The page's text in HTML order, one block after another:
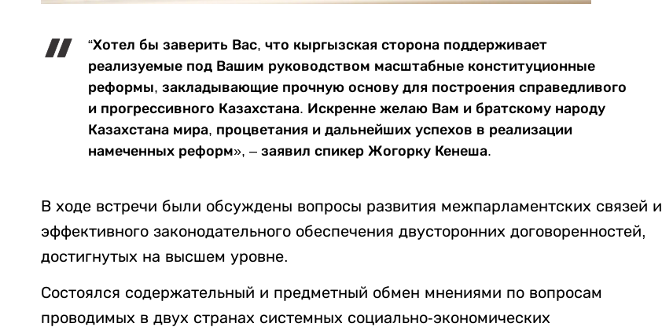
“Хотел бы заверить Вас, что кыргызская сторона поддерживает
реализуемые под Вашим руководством масштабные конституционные
реформы, закладывающие прочную основу для построения справедливого
и прогрессивного Казахстана. Искренне желаю Вам и братскому народу
Казахстана мира, процветания и дальнейших успехов в реализации
намеченных реформ», – заявил спикер Жогорку Кенеша.
В ходе встречи были обсуждены вопросы развития межпарламентских связей и
эффективного законодательного обеспечения двусторонних договоренностей,
достигнутых на высшем уровне.
Состоялся содержательный и предметный обмен мнениями по вопросам
проводимых в двух странах системных социально-экономических